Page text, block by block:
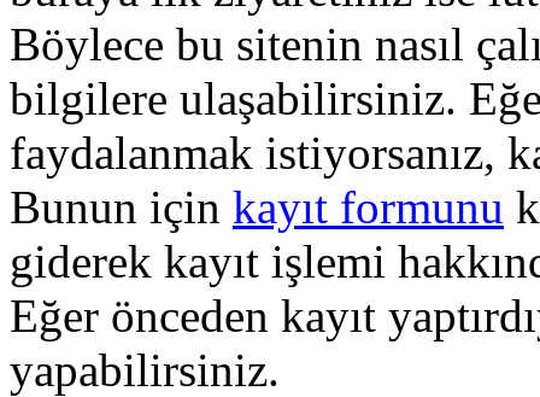
Böylece bu sitenin nasıl
bilgilere ulaşabilirsiniz.
faydalanmak istiyorsanız,
Bunun için kayıt formunu
giderek kayıt işlemi
Eğer önceden kayıt
yapabilirsiniz.